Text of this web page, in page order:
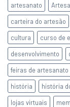
artesanato
carteira do artesão
cultura
curso de
desenvolvimento
feiras de artesanato
história
história
lojas virtuais